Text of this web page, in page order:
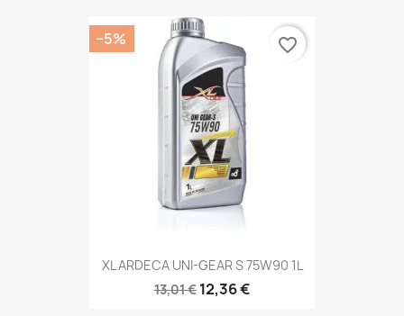
XL ARDECA UNI-GEAR S 75W90 1L
13,01 € 12,36 €
−5% favorite_border